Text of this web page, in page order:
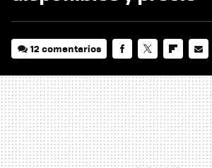
12 comentarios
MAIL